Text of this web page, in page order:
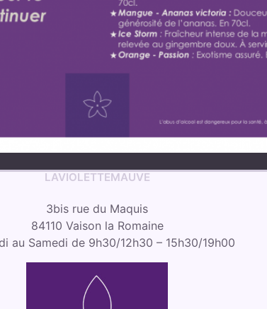
LAVIOLETTEMAUVE
3bis rue du Maquis
84110 Vaison la Romaine
au Samedi de 9h30/12h30 – 15h30/19h00